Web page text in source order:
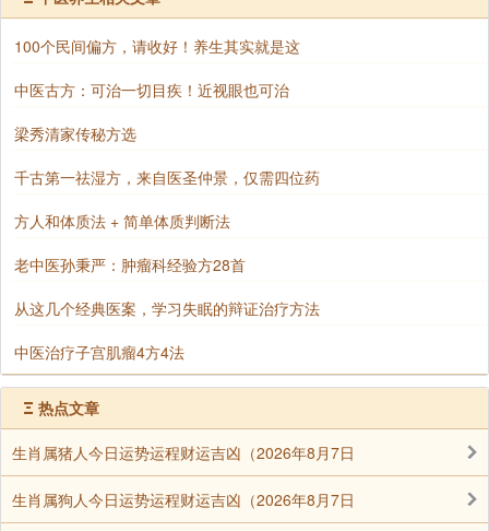
会表达对一切众生的友爱、关怀与好意。除了给予衣食
外，更要以佛法令众生入无余涅槃，即没有烦恼、生
死、挂碍。
水陆法会的内容
在老一辈人心目中，“水陆”曾是佛教的代名词，很多
场里得到的;其法会内容又以诵经，礼忏、说戒，奉浴、
斋僧、放生、放焰口等活动为主。关于水陆法会的种种
结合发展而成，至宋代形成了稳定的仪式。宗颐撰《水
陆缘起》对此作过详细介绍。
宗颐说，水陆供养的对象分上中下，“上供养法界诸
佛，诸位菩萨、缘觉、声闻、明王，八部、婆罗门仙;次
则供养梵王帝释二十八天、尽虚空一切尊神;下则供养五
岳河海大地龙神、往古人伦、阿修罗众，冥宫眷属、地
狱众生、幽魂滞魄、无主无依诸鬼神众，法界旁生。六
100个民间偏方，请收好！养生其实就是这
中医古方：可治一切目疾！近视眼也可治
梁秀清家传秘方选
千古第一祛湿方，来自医圣仲景，仅需四位药
方人和体质法 + 简单体质判断法
老中医孙秉严：肿瘤科经验方28首
从这几个经典医案，学习失眠的辩证治疗方法
中医治疗子宫肌瘤4方4法
Ξ 热点文章
生肖属猪人今日运势运程财运吉凶（2026年8月7日
生肖属狗人今日运势运程财运吉凶（2026年8月7日